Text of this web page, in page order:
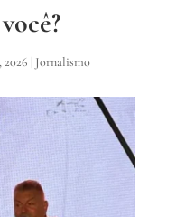
2026 | Jornalismo